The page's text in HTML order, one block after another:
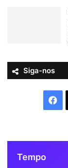
Siga-nos
c
Tempo